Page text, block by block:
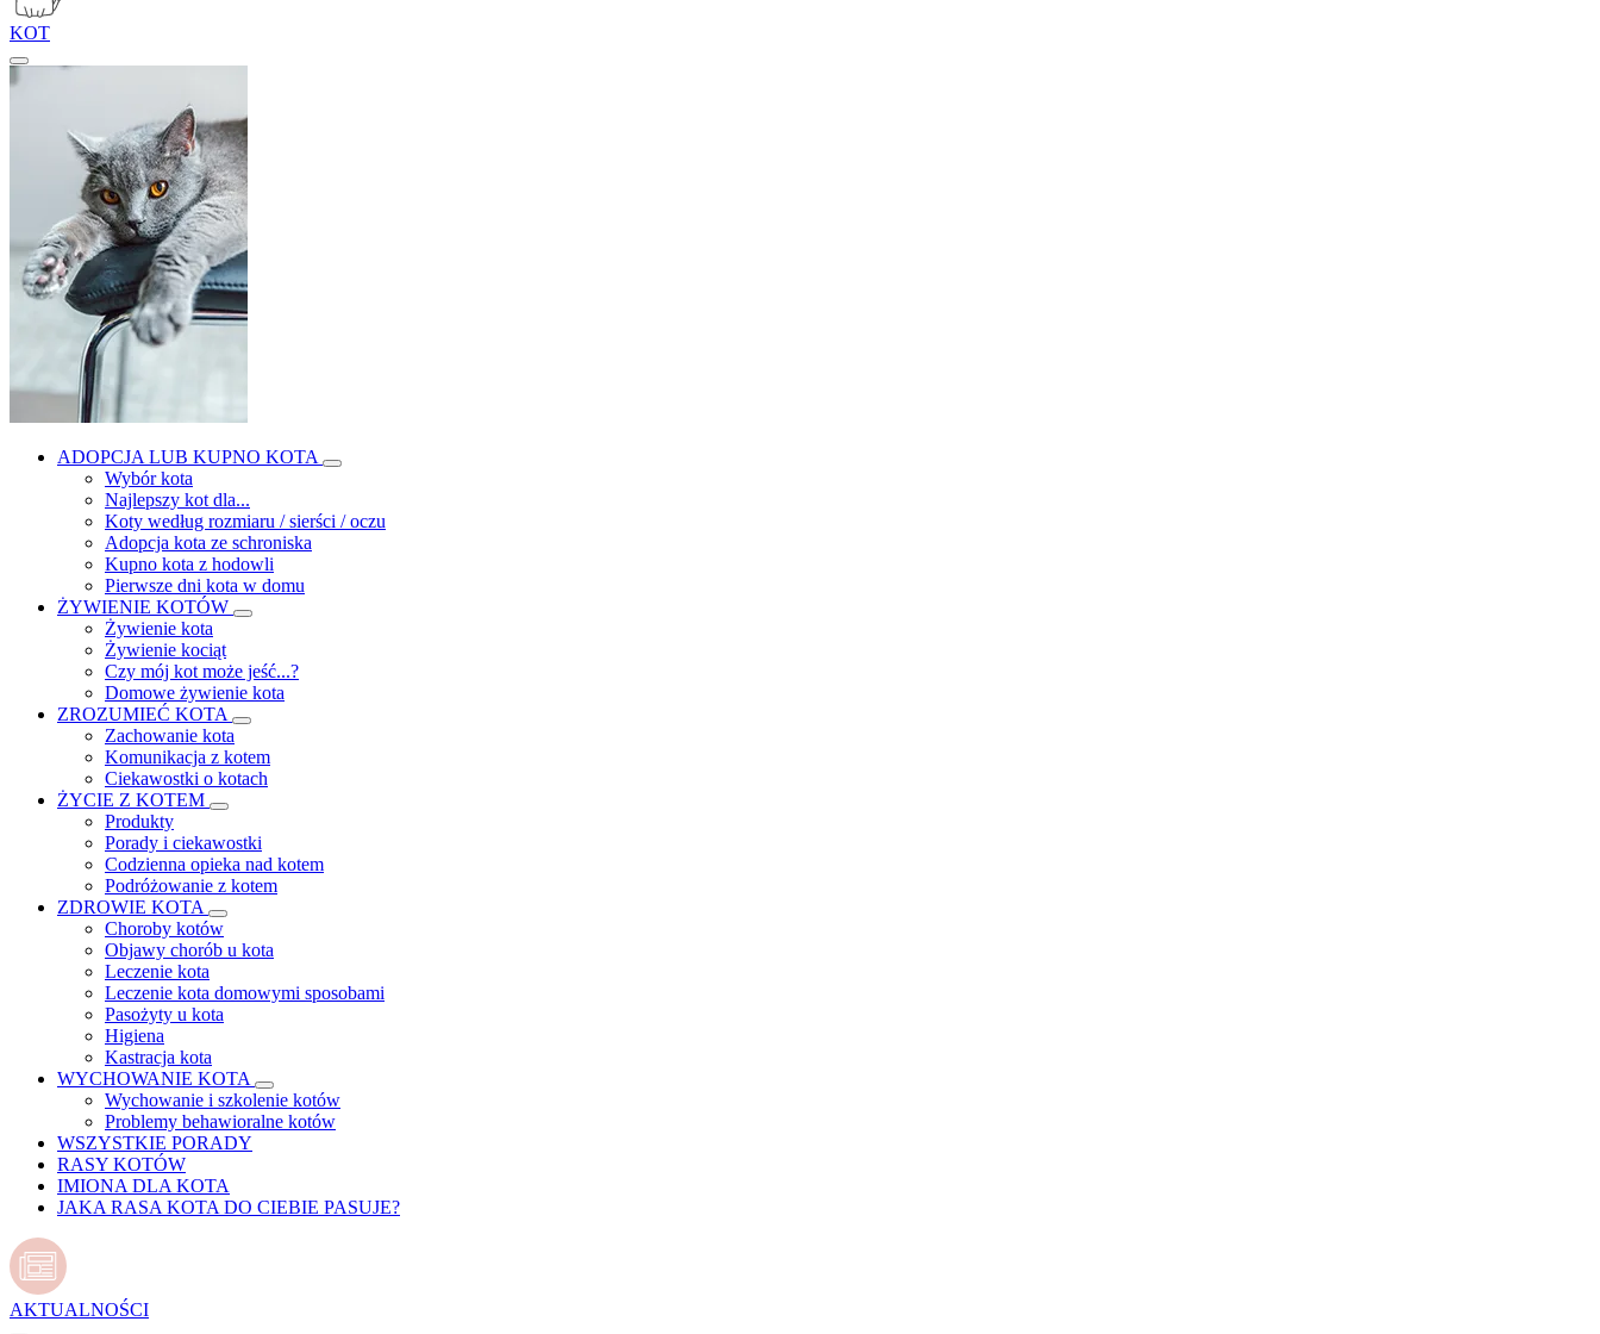
KOT
ADOPCJA LUB KUPNO KOTA
Wybór kota
Najlepszy kot dla...
Koty według rozmiaru / sierści / oczu
Adopcja kota ze schroniska
Kupno kota z hodowli
Pierwsze dni kota w domu
ŻYWIENIE KOTÓW
Żywienie kota
Żywienie kociąt
Czy mój kot może jeść...?
Domowe żywienie kota
ZROZUMIEĆ KOTA
Zachowanie kota
Komunikacja z kotem
Ciekawostki o kotach
ŻYCIE Z KOTEM
Produkty
Porady i ciekawostki
Codzienna opieka nad kotem
Podróżowanie z kotem
ZDROWIE KOTA
Choroby kotów
Objawy chorób u kota
Leczenie kota
Leczenie kota domowymi sposobami
Pasożyty u kota
Higiena
Kastracja kota
WYCHOWANIE KOTA
Wychowanie i szkolenie kotów
Problemy behawioralne kotów
WSZYSTKIE PORADY
RASY KOTÓW
IMIONA DLA KOTA
JAKA RASA KOTA DO CIEBIE PASUJE?
AKTUALNOŚCI